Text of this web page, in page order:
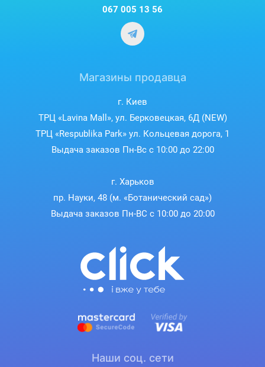
067 005 13 56
Магазины продавца
г. Киев
ТРЦ «Lavina Mall», ул. Берковецкая, 6Д (NEW)
ТРЦ «Respublika Park» ул. Кольцевая дорога, 1
Выдача заказов Пн-Вс с 10:00 до 22:00
г. Харьков
пр. Науки, 48 (м. «Ботанический сад»)
Выдача заказов Пн-ВС с 10:00 до 20:00
Наши соц. сети